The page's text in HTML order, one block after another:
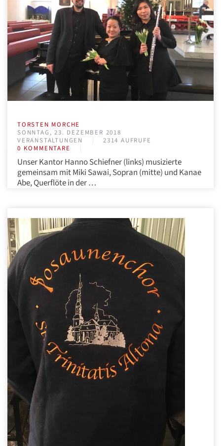
TORSTEN MORCHE
SONNTAG, 23. DEZEMBER 2018
VERANSTALTUNGEN
2314 AUFRUFE
0 KOMMENTARE
Unser Kantor Hanno Schiefner (links) musizierte
gemeinsam mit Miki Sawai, Sopran (mitte) und Kanae
Abe, Querflöte in der …